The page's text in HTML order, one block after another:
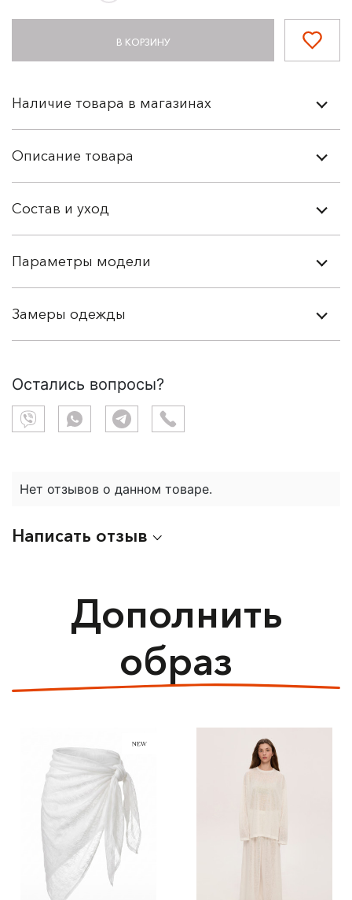
В КОРЗИНУ
Наличие товара в магазинах
Описание товара
Состав и уход
Параметры модели
Замеры одежды
Остались вопросы?
Нет отзывов о данном товаре.
Написать отзыв
Дополнить
образ